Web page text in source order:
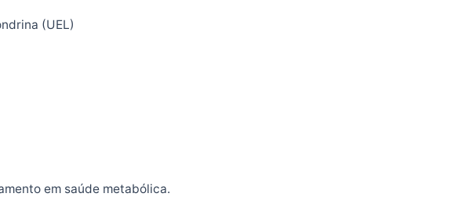
(UEL)
em saúde metabólica.